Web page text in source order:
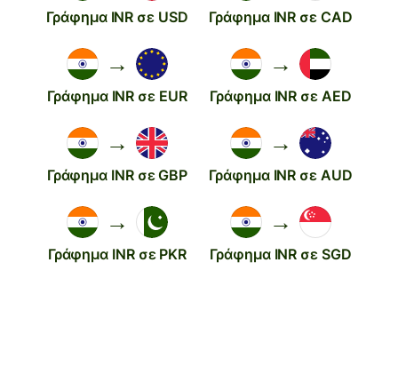
Γράφημα INR σε USD Γράφημα INR σε CAD
→
Γράφημα INR σε EUR
→
Γράφημα INR σε AED
→
Γράφημα INR σε GBP
→
Γράφημα INR σε AUD
→
Γράφημα INR σε PKR
→
Γράφημα INR σε SGD